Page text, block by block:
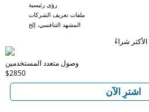
رؤى رئيسية
ملفات تعريف الشركات
المشهد التنافسي، إلخ
الأكثر شراءً
وصول متعدد المستخدمين
$2850
اشترِ الآن